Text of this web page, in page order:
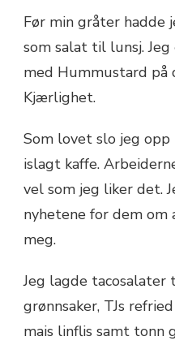
Før min gråter hadde
som salat til lunsj.
med Hummustard
Kjærlighet.
Som lovet slo jeg
islagt kaffe.
vel som jeg liker det.
nyhetene for dem om
meg.
Jeg lagde tacosalater
grønnsaker, TJs
mais linflis samt tonn